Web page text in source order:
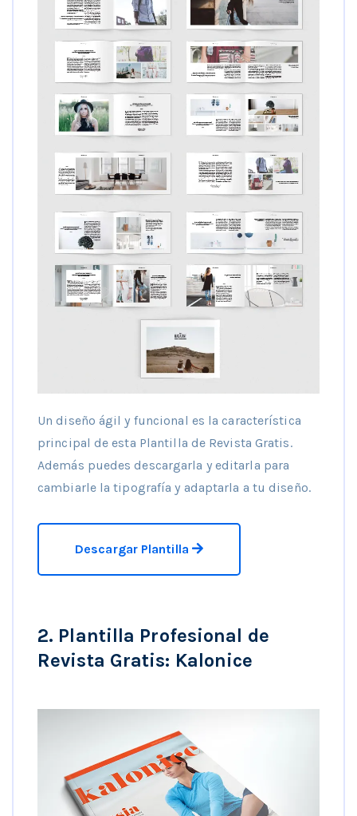
Un diseño ágil y funcional es la característica
principal de esta Plantilla de Revista Gratis.
Además puedes descargarla y editarla para
cambiarle la tipografía y adaptarla a tu diseño.
Descargar Plantilla
2. Plantilla Profesional de
Revista Gratis: Kalonice